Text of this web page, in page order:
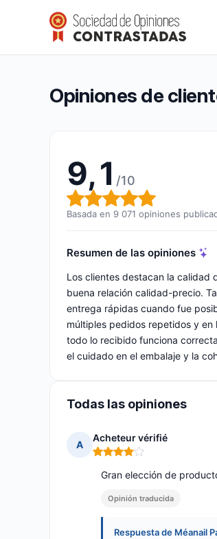
Méanail Paris
Calificación global: 9,1 de 10
9,1/10(9 071 opiniones)
Opiniones de
9,1 /10
Calificación
Basada en 9 071 opiniones
Resumen de las opiniones
Los clientes destacan la calidad
buena relación calidad-precio.
entrega rápidas cuando fue
múltiples pedidos repetidos y
todo lo recibido funciona
el cuidado en el embalaje y la
Todas las opiniones
A
Acheteur vérifié
Nota: 4 de 5
Gran elección de
Opinión traducida
Respuesta de Méanail